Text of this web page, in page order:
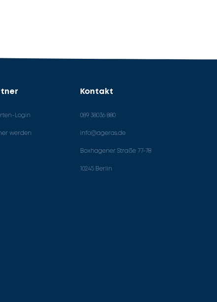
Login
werden
Kontakt
089 38036 880
info@ageras.de
Boxhagener Straße 77-78
10245 Berlin